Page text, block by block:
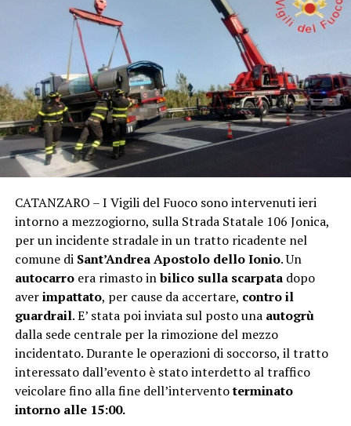
CATANZARO – I Vigili del Fuoco sono intervenuti ieri
intorno a mezzogiorno, sulla Strada Statale 106 Jonica,
per un incidente stradale in un tratto ricadente nel
comune di Sant’Andrea Apostolo dello Ionio. Un
autocarroera rimasto inbilico sulla scarpatadopo
averimpattato, per cause da accertare, contro il
guardrail. E’ stata poi inviata sul posto una autogrù
dalla sede centrale per la rimozione del mezzo
incidentato. Durante le operazioni di soccorso, il tratto
interessato dall’evento è stato interdetto al traffico
veicolare fino alla fine dell’interventoterminato
intorno alle 15:00.